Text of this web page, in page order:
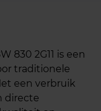
830 2G11 is een
traditionele
een verbruik
directe